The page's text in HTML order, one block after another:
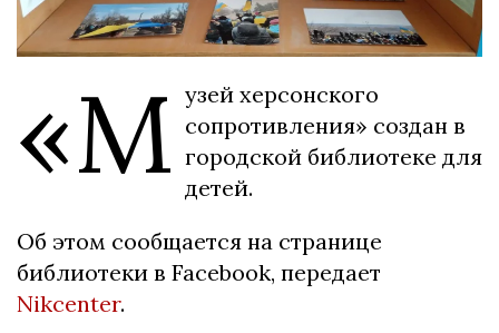
«М узей херсонского
сопротивления» создан в
городской библиотеке для
детей.
Об этом сообщается на странице
библиотеки в Facebook, передает
Nikcenter.